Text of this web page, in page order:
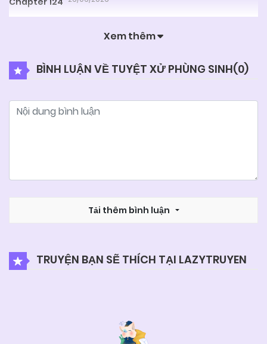
26/06/2026
26/06/2026
Chapter 118
Xem thêm
BÌNH LUẬN VỀ TUYỆT XỬ PHÙNG SINH(0)
Tải thêm bình luận
TRUYỆN BẠN SẼ THÍCH TẠI LAZYTRUYEN